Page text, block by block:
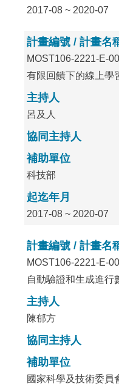
2017-08 ~ 2020-07
計畫編號 / 計畫名
MOST106-2221-E-
有限回饋下的線上學
主持人
呂及人
協同主持人
補助單位
科技部
起迄年月
2017-08 ~ 2020-07
計畫編號 / 計畫名
MOST106-2221-E-
自動驗證和生成進行
主持人
陳郁方
協同主持人
補助單位
國家科學及技術委員